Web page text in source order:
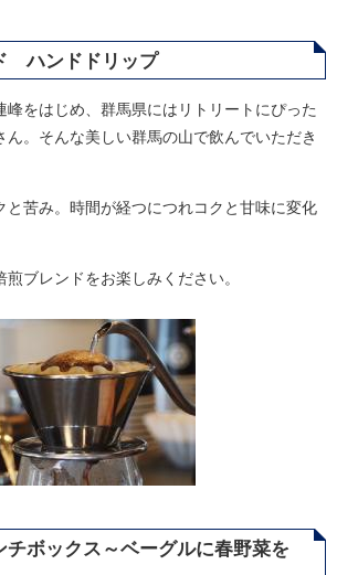
ハンドドリップ
峰をはじめ、群馬県にはリトリートにぴった
ん。そんな美しい群馬の山で飲んでいただき
と苦み。時間が経つにつれコクと甘味に変化
ブレンドをお楽しみください。
チボックス～ベーグルに春野菜を